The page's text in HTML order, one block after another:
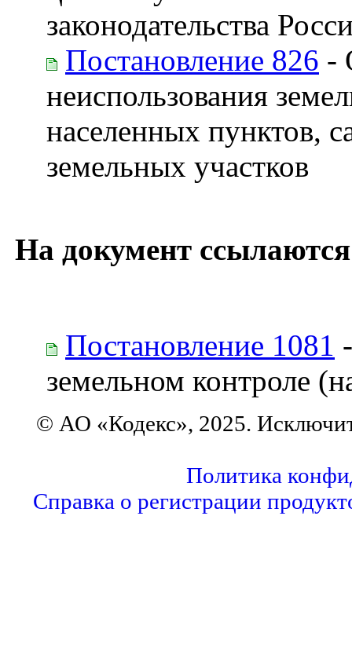
законодательства
Постановление 826 -
неиспользования
населенных пунктов,
земельных участков
На документ
Постановление 1081
земельном контроле
© АО «Кодекс», 2025.
Политика
Справка о регистрации